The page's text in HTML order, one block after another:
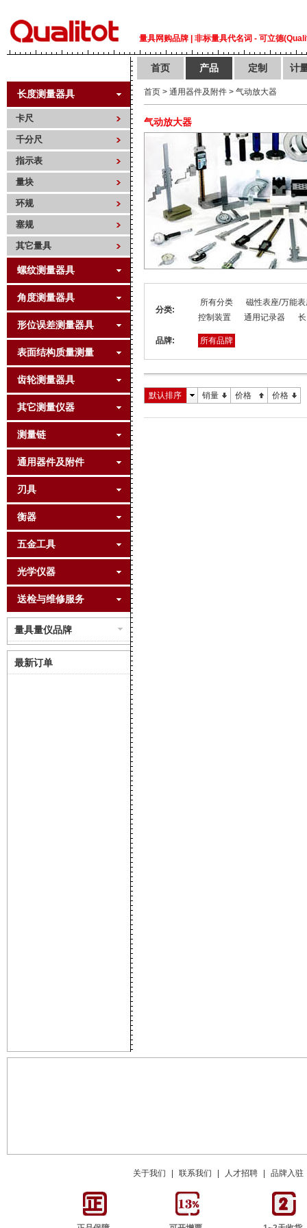
量具网购品牌 | 非标量具代名词 - 可立德
长度测量器具
卡尺
千分尺
指示表
量块
环规
塞规
其它量具
螺纹测量器具
角度测量器具
形位误差测量器具
表面结构质量测量
齿轮测量器具
其它测量仪器
测量链
通用器件及附件
刃具
衡器
五金工具
光学仪器
送检与维修服务
量具量仪品牌
最新订单
首页 产品 定制 计
首页 > 通用器件及附件 > 气动放大器
气动放大器
分类:
所有分类
磁性表座/万能
控制装置
通用记录器
品牌: 所有品牌
默认排序 销量 价格 价格
关于我们 联系我们 人才招聘 品牌入驻